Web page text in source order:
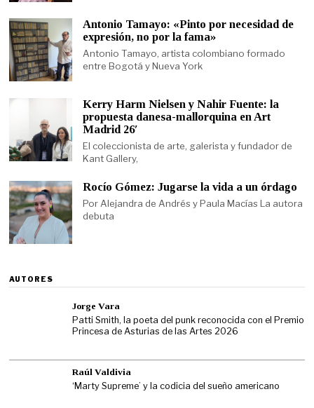
Antonio Tamayo: «Pinto por necesidad de
expresión, no por la fama»
Antonio Tamayo, artista colombiano formado
entre Bogotá y Nueva York
Kerry Harm Nielsen y Nahir Fuente: la
propuesta danesa-mallorquina en Art
Madrid 26′
El coleccionista de arte, galerista y fundador de
Kant Gallery,
Rocío Gómez: Jugarse la vida a un órdago
Por Alejandra de Andrés y Paula Macías La autora
debuta
AUTORES
Jorge Vara
Patti Smith, la poeta del punk reconocida con el Premio
Princesa de Asturias de las Artes 2026
Raúl Valdivia
‘Marty Supreme’ y la codicia del sueño americano